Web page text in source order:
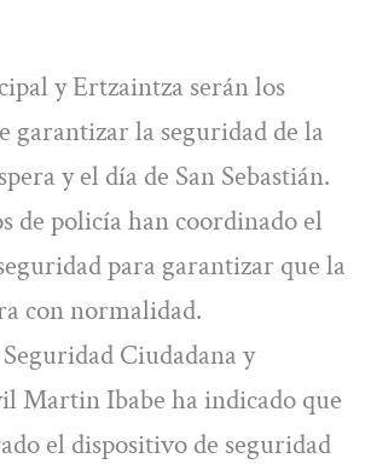
y Ertzaintza serán los
garantizar la seguridad de la
y el día de San Sebastián.
de policía han coordinado el
para garantizar que la
con normalidad.
Ciudadana y
Martin Ibabe ha indicado que
el dispositivo de seguridad